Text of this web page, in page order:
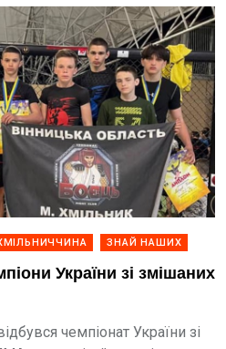
ЗНАЙ НАШИХ
України зі змішаних
чемпіонат України зі